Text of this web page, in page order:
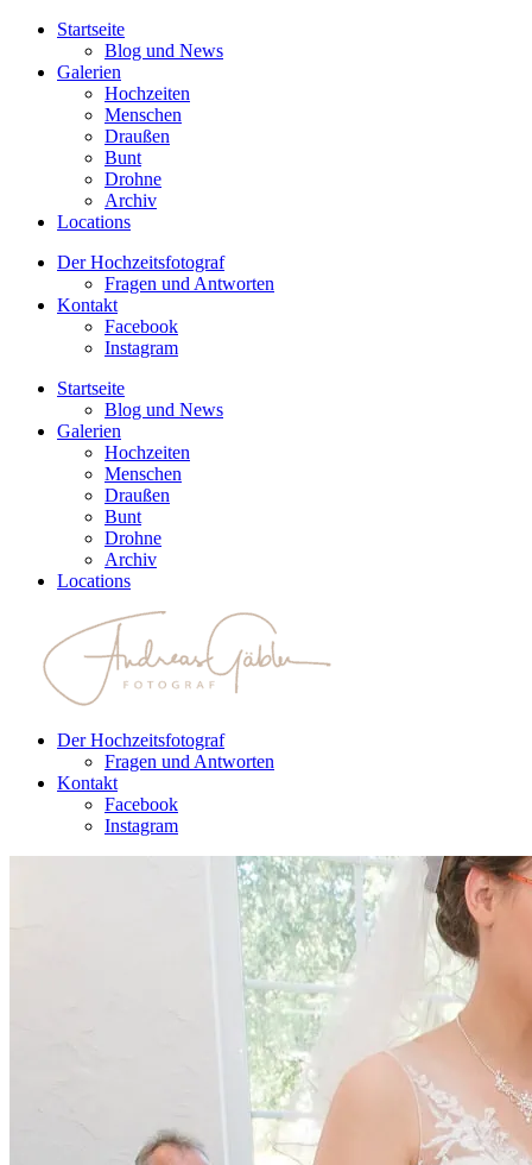
Startseite
Blog und News
Galerien
Hochzeiten
Menschen
Draußen
Bunt
Drohne
Archiv
Locations
Der Hochzeitsfotograf
Fragen und Antworten
Kontakt
Facebook
Instagram
Startseite
Blog und News
Galerien
Hochzeiten
Menschen
Draußen
Bunt
Drohne
Archiv
Locations
Der Hochzeitsfotograf
Fragen und Antworten
Kontakt
Facebook
Instagram